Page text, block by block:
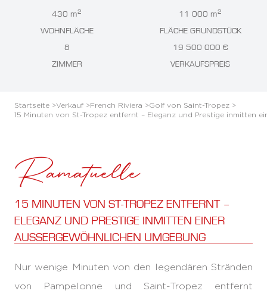
430 m2
WOHNFLÄCHE
11 000 m2
FLÄCHE GRUNDSTÜCK
8
ZIMMER
19 500 000 €
VERKAUFSPREIS
Startseite >Verkauf >French Riviera >Golf von Saint-Tropez >
15 Minuten von St-Tropez entfernt – Eleganz und Prestige inmitten
Ramatuelle
15 MINUTEN VON ST-TROPEZ ENTFERNT –
ELEGANZ UND PRESTIGE INMITTEN EINER
AUSSERGEWÖHNLICHEN UMGEBUNG
Nur wenige Minuten von den legendären Stränden
von Pampelonne und Saint-Tropez entfernt